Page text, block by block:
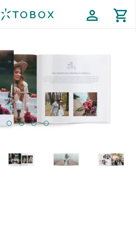
profile shopping_cart